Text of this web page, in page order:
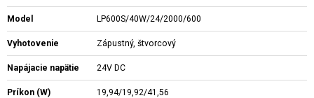
Model LP600S/40W/24/2000/600
Vyhotovenie Zápustný, štvorcový
Napájacie napätie 24V DC
Príkon (W) 19,94/19,92/41,56